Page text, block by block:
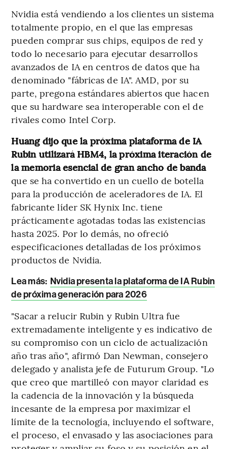
Nvidia está vendiendo a los clientes un sistema
totalmente propio, en el que las empresas
pueden comprar sus chips, equipos de red y
todo lo necesario para ejecutar desarrollos
avanzados de IA en centros de datos que ha
denominado "fábricas de IA". AMD, por su
parte, pregona estándares abiertos que hacen
que su hardware sea interoperable con el de
rivales como Intel Corp.
Huang dijo que la próxima plataforma de IA
Rubin utilizará HBM4, la próxima iteración de
la memoria esencial de gran ancho de banda
que se ha convertido en un cuello de botella
para la producción de aceleradores de IA. El
fabricante líder SK Hynix Inc. tiene
prácticamente agotadas todas las existencias
hasta 2025. Por lo demás, no ofreció
especificaciones detalladas de los próximos
productos de Nvidia.
Lea más: Nvidia presenta la plataforma de IA Rubin
de próxima generación para 2026
"Sacar a relucir Rubin y Rubin Ultra fue
extremadamente inteligente y es indicativo de
su compromiso con un ciclo de actualización
año tras año", afirmó Dan Newman, consejero
delegado y analista jefe de Futurum Group. "Lo
que creo que martilleó con mayor claridad es
la cadencia de la innovación y la búsqueda
incesante de la empresa por maximizar el
límite de la tecnología, incluyendo el software,
el proceso, el envasado y las asociaciones para